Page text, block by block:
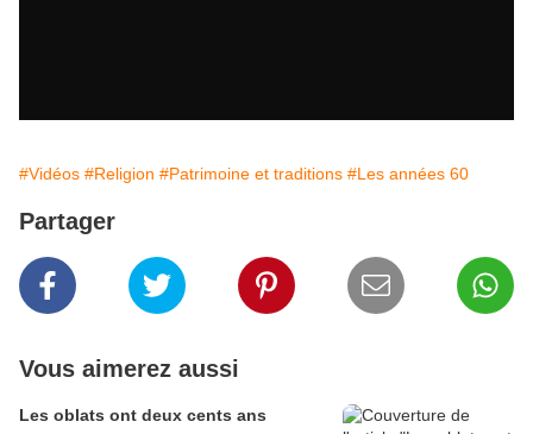
#Vidéos #Religion #Patrimoine et traditions #Les années 60
Partager
Vous aimerez aussi
Les oblats ont deux cents ans